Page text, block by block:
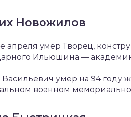
Новожилов
апреля умер Творец,
Ильюшина —
Васильевич умер на 94 году
военном